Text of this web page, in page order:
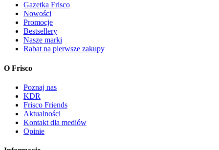
Gazetka Frisco
Nowości
Promocje
Bestsellery
Nasze marki
Rabat na pierwsze zakupy
O Frisco
Poznaj nas
KDR
Frisco Friends
Aktualności
Kontakt dla mediów
Opinie